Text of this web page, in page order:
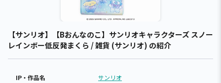
【サンリオ】【Bおんなのこ】サンリオキャラクターズ スノー
レインボー低反発まくら / 雑貨 (サンリオ) の紹介
IP・作品名 サンリオ